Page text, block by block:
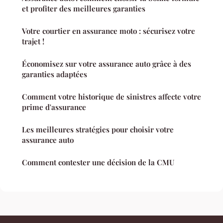
et profiter des meilleures garanties
Votre courtier en assurance moto : sécurisez votre
trajet !
Économisez sur votre assurance auto grâce à des
garanties adaptées
Comment votre historique de sinistres affecte votre
prime d'assurance
Les meilleures stratégies pour choisir votre
assurance auto
Comment contester une décision de la CMU